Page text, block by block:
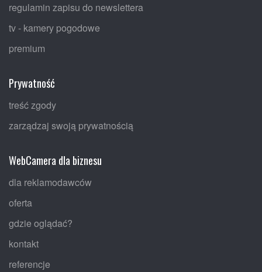
regulamin zapisu do newslettera
tv - kamery pogodowe
premium
Prywatność
treść zgody
zarządzaj swoją prywatnością
WebCamera dla biznesu
dla reklamodawców
oferta
gdzie oglądać?
kontakt
referencje